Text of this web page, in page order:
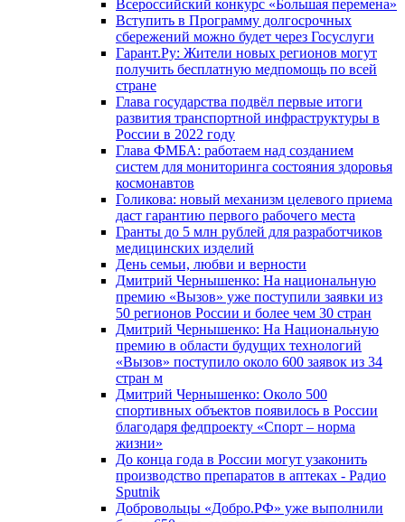
Всероссийский конкурс «Большая перемена»
Вступить в Программу долгосрочных
сбережений можно будет через Госуслуги
Гарант.Ру: Жители новых регионов могут
получить бесплатную медпомощь по всей
стране
Глава государства подвёл первые итоги
развития транспортной инфраструктуры в
России в 2022 году
Глава ФМБА: работаем над созданием
систем для мониторинга состояния здоровья
космонавтов
Голикова: новый механизм целевого приема
даст гарантию первого рабочего места
Гранты до 5 млн рублей для разработчиков
медицинских изделий
День семьи, любви и верности
Дмитрий Чернышенко: На национальную
премию «Вызов» уже поступили заявки из
50 регионов России и более чем 30 стран
Дмитрий Чернышенко: На Национальную
премию в области будущих технологий
«Вызов» поступило около 600 заявок из 34
стран м
Дмитрий Чернышенко: Около 500
спортивных объектов появилось в России
благодаря федпроекту «Спорт – норма
жизни»
До конца года в России могут узаконить
производство препаратов в аптеках - Радио
Sputnik
Добровольцы «Добро.РФ» уже выполнили